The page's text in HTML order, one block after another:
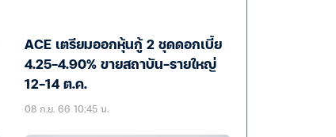
ACE เตรียมออกหุ้นกู้ 2 ชุดดอกเบี้ย
4.25-4.90% ขายสถาบัน-รายใหญ่
12-14 ต.ค.
08 ก.ย. 66 10:45 น.